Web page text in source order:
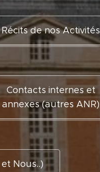
Récits de nos Activités
Contacts internes et
annexes (autres ANR)
Nous..)